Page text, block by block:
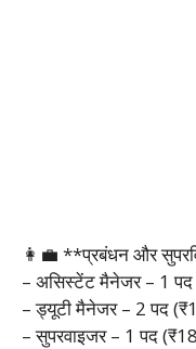
👩‍💼 **प्रबंधन और
– असिस्टेंट मैनेजर – 1
– ड्यूटी मैनेजर – 2 पद
– सुपरवाइजर – 1 पद